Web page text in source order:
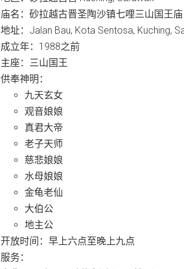
庙名：砂拉越古晋圣陶沙镇七哩三山国王庙
地址：Jalan Bau, Kota Sentosa, Kuching,
成立年：1988之前
主座：三山国王
供奉神明：
九天玄女
观音娘娘
真君大帝
老子天师
慈悲娘娘
水母娘娘
金龟老仙
大伯公
地主公
开放时间：早上六点至晚上九点
服务：